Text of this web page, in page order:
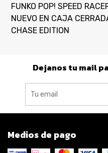
FUNKO POP! SPEED
NUEVO EN CAJA
CHASE EDITION
Dejanos tu mail
Medios de pago